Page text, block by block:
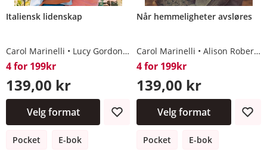
Italiensk lidenskap
Carol Marinelli Lucy Gordon Karin Baine Millie Adams
4 for 199kr
139,00 kr
Velg format
Pocket E-bok
Når hemmeligheter avsløres
Carol Marinelli Alison Roberts
4 for 199kr
139,00 kr
Velg format
Pocket E-bok